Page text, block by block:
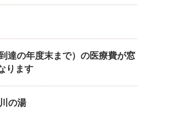
達の年度末まで）の医療費が窓
ります
の湯